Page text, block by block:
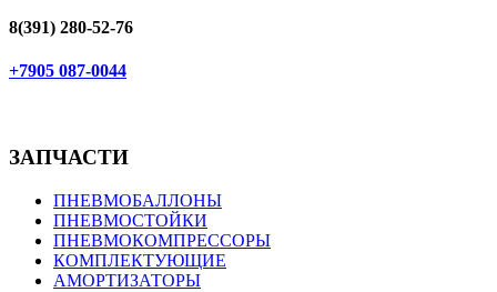
8(391) 280-52-76
+7905 087-0044
ЗАПЧАСТИ
ПНЕВМОБАЛЛОНЫ
ПНЕВМОСТОЙКИ
ПНЕВМОКОМПРЕССОРЫ
КОМПЛЕКТУЮЩИЕ
АМОРТИЗАТОРЫ